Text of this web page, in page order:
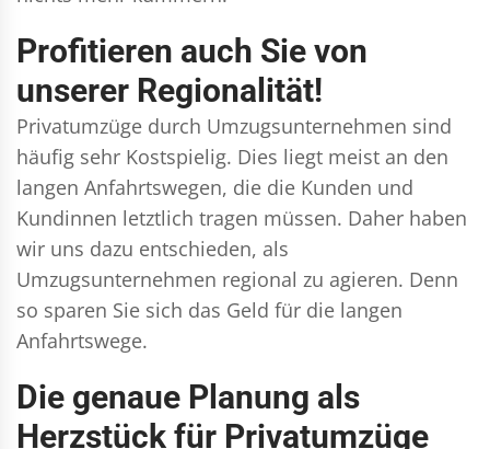
Profitieren auch Sie von
unserer Regionalität!
Privatumzüge durch Umzugsunternehmen sind
häufig sehr Kostspielig. Dies liegt meist an den
langen Anfahrtswegen, die die Kunden und
Kundinnen letztlich tragen müssen. Daher haben
wir uns dazu entschieden, als
Umzugsunternehmen regional zu agieren. Denn
so sparen Sie sich das Geld für die langen
Anfahrtswege.
Die genaue Planung als
Herzstück für Privatumzüge